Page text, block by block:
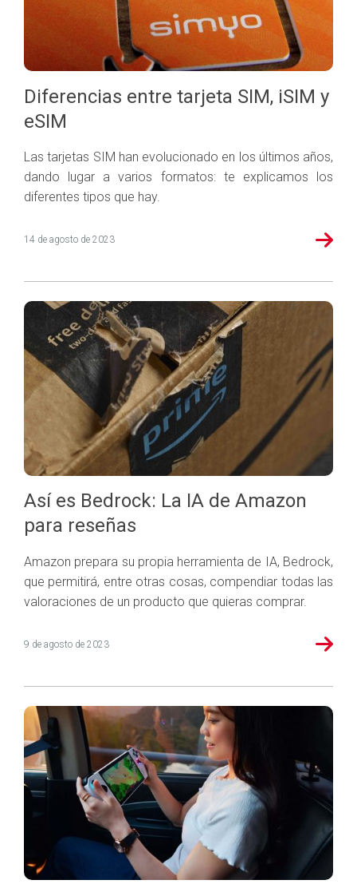
Diferencias entre tarjeta SIM, iSIM y
eSIM
Las tarjetas SIM han evolucionado en los últimos años,
dando lugar a varios formatos: te explicamos los
diferentes tipos que hay.
14 de agosto de 2023
Así es Bedrock: La IA de Amazon
para reseñas
Amazon prepara su propia herramienta de IA, Bedrock,
que permitirá, entre otras cosas, compendiar todas las
valoraciones de un producto que quieras comprar.
9 de agosto de 2023